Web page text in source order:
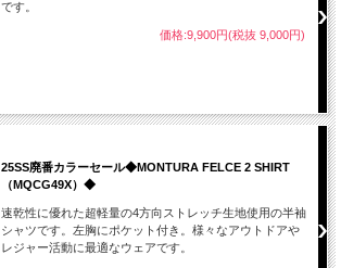
です。
価格:9,900円(税抜 9,000円)
25SS廃番カラーセール◆MONTURA FELCE 2 SHIRT
（MQCG49X）◆
速乾性に優れた超軽量の4方向ストレッチ生地使用の半袖
シャツです。左胸にポケット付き。様々なアウトドアや
レジャー活動に最適なウェアです。